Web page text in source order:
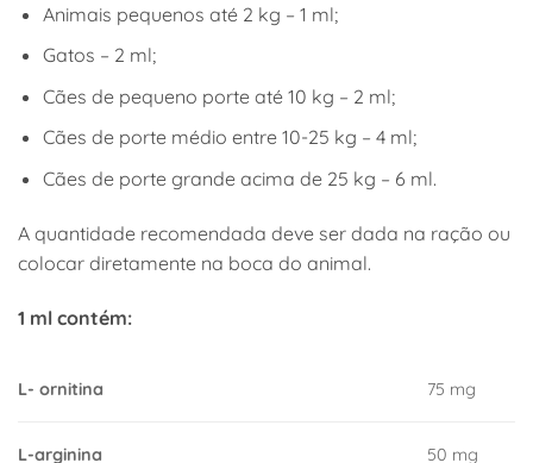
Animais pequenos até 2 kg – 1 ml;
Gatos – 2 ml;
Cães de pequeno porte até 10 kg – 2 ml;
Cães de porte médio entre 10-25 kg – 4 ml;
Cães de porte grande acima de 25 kg – 6 ml.
A quantidade recomendada deve ser dada na ração ou
colocar diretamente na boca do animal.
1 ml contém:
L- ornitina 75 mg
L-arginina 50 mg